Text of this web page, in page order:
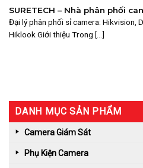
SURETECH – Nhà phân phối
Đại lý phân phối sỉ camera: Hikvision,
Hiklook Giới thiệu Trong [...]
DANH MỤC SẢN PHẨM
Camera Giám Sát
Phụ Kiện Camera